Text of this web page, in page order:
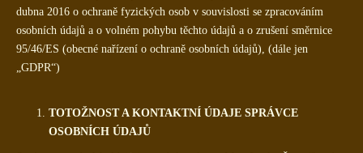
dubna 2016 o ochraně fyzických osob v souvislosti se zpracováním
osobních údajů a o volném pohybu těchto údajů a o zrušení směrnice
95/46/ES (obecné nařízení o ochraně osobních údajů), (dále jen
„GDPR“)
TOTOŽNOST A KONTAKTNÍ ÚDAJE SPRÁVCE
OSOBNÍCH ÚDAJŮ